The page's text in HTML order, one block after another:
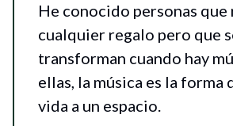
He conocido personas que
cualquier regalo pero que
transforman cuando hay
ellas, la música es la forma
vida a un espacio.